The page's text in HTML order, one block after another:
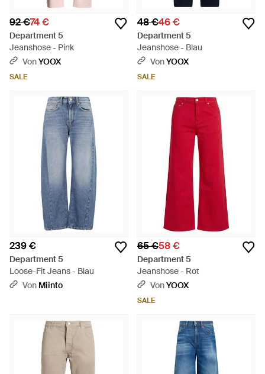
92 €74 €
Department 5
Jeanshose - Pink
VonYOOX
SALE
48 €46 €
Department 5
Jeanshose - Blau
VonYOOX
SALE
239 €
Department 5
Loose-Fit Jeans - Blau
Von Miinto
65 €58 €
Department 5
Jeanshose - Rot
VonYOOX
SALE